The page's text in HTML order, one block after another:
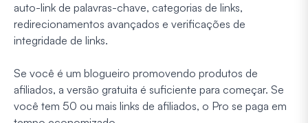
auto-link de palavras-chave, categorias de links,
redirecionamentos avançados e verificações de
integridade de links.
Se você é um blogueiro promovendo produtos de
afiliados, a versão gratuita é suficiente para começar. Se
você tem 50 ou mais links de afiliados, o Pro se paga em